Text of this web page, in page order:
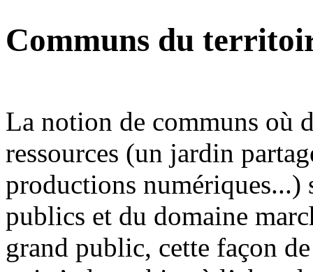
Communs du
La notion de communs où
ressources (un jardin
productions numériques...)
publics et du domaine
grand public, cette façon